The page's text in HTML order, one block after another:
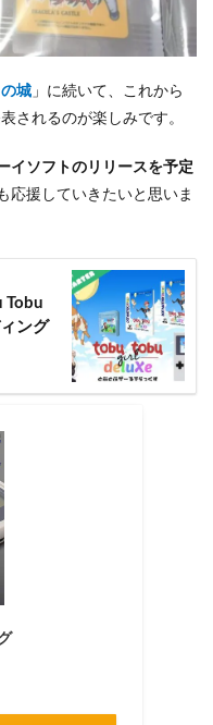
の城 」に続いて、これから
されるのが楽しみです。
イソフトのリリースを予定
応援していきたいと思いま
Tobu
ング